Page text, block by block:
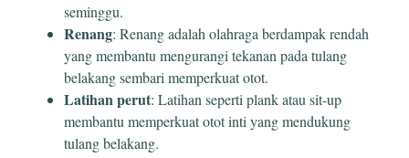
seminggu.
Renang: Renang adalah olahraga berdampak rendah
yang membantu mengurangi tekanan pada tulang
belakang sembari memperkuat otot.
Latihan perut: Latihan seperti plank atau sit-up
membantu memperkuat otot inti yang mendukung
tulang belakang.